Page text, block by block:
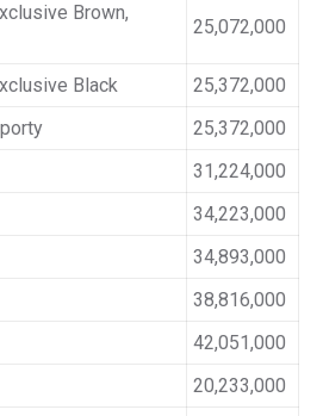
Brown,
25,072,000
Black
25,372,000
25,372,000
31,224,000
34,223,000
34,893,000
38,816,000
42,051,000
20,233,000